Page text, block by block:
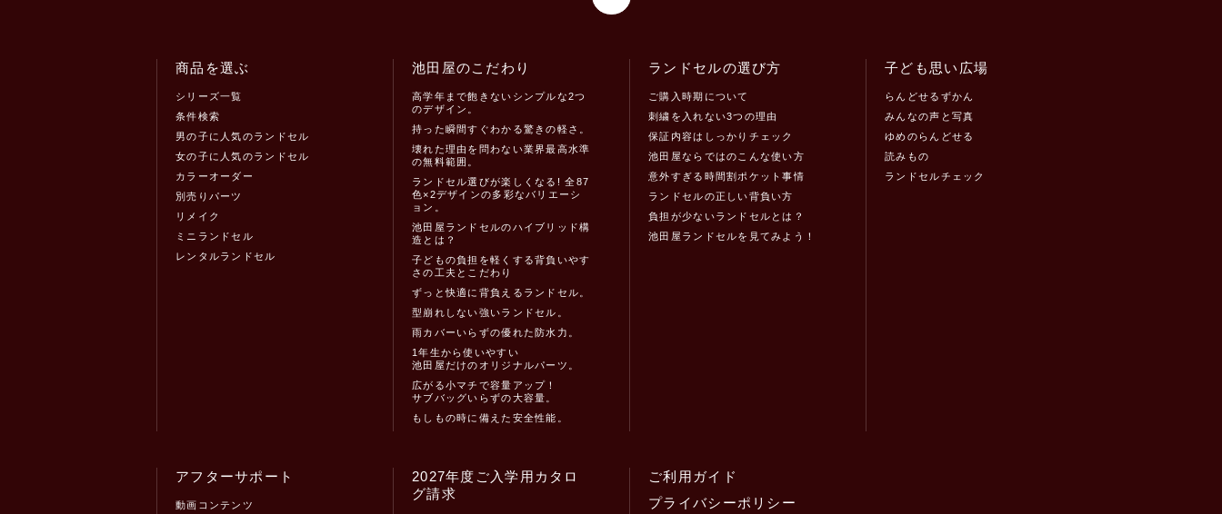
商品を選ぶ
シリーズ一覧
条件検索
男の子に人気のランドセル
女の子に人気のランドセル
カラーオーダー
別売りパーツ
リメイク
ミニランドセル
レンタルランドセル
池田屋のこだわり
高学年まで飽きないシンプルな2つ
のデザイン。
持った瞬間すぐわかる驚きの軽さ。
壊れた理由を問わない業界最高水準
の無料範囲。
ランドセル選びが楽しくなる! 全87
色×2デザインの多彩なバリエーシ
ョン。
池田屋ランドセルのハイブリッド構
造とは？
子どもの負担を軽くする背負いやす
さの工夫とこだわり
ずっと快適に背負えるランドセル。
型崩れしない強いランドセル。
雨カバーいらずの優れた防水力。
1年生から使いやすい
池田屋だけのオリジナルパーツ。
広がる小マチで容量アップ！
サブバッグいらずの大容量。
もしもの時に備えた安全性能。
ランドセルの選び方
ご購入時期について
刺繍を入れない3つの理由
保証内容はしっかりチェック
池田屋ならではのこんな使い方
意外すぎる時間割ポケット事情
ランドセルの正しい背負い方
負担が少ないランドセルとは？
池田屋ランドセルを見てみよう！
子ども思い広場
らんどせるずかん
みんなの声と写真
ゆめのらんどせる
読みもの
ランドセルチェック
アフターサポート
動画コンテンツ
2027年度ご入学用カタロ
グ請求
ご利用ガイド
プライバシーポリシー